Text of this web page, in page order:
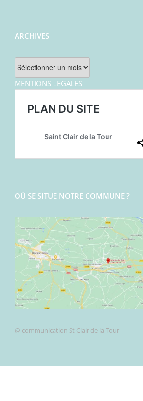
ARCHIVES
Archives
MENTIONS LEGALES
OÙ SE SITUE NOTRE COMMUNE ?
@ communication St Clair de la Tour